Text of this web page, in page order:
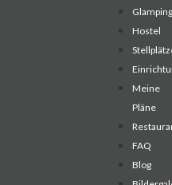
Hostel
Meine
Pläne
FAQ
Blog